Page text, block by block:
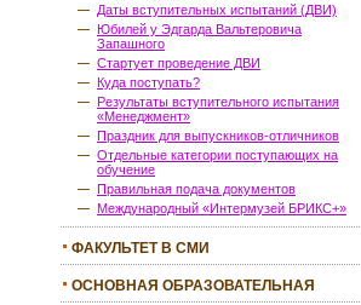
Даты вступительных испытаний (ДВИ)
Юбилей у Эдгарда Вальтеровича
Запашного
Стартует проведение ДВИ
Куда поступать?
Результаты вступительного испытания
«Менеджмент»
Праздник для выпускников-отличников
Отдельные категории поступающих на
обучение
Правильная подача документов
Международный «Интермузей БРИКС+»
ФАКУЛЬТЕТ В СМИ
ОСНОВНАЯ ОБРАЗОВАТЕЛЬНАЯ